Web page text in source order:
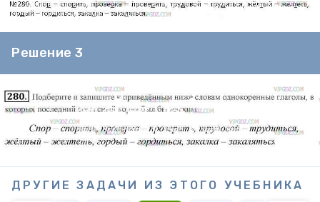
Решение 3
ДРУГИЕ ЗАДАЧИ ИЗ ЭТОГО УЧЕБНИКА